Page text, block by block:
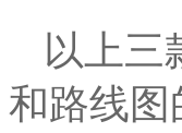
以上三
和路线图